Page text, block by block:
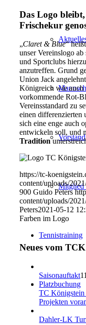
Vorstand
Mitglied
Tennistraining
Platzbuchung
Das Logo
Frischekur
„Claret & Blue“
unser Vereinslogo
und Sportclubs
anzutreffen. Grund
Union Jack
Königreich wie auch
vorkommende Rot-
Vereinsstandard zu
einen differenzierten
sich eine enge auch
entwickeln soll, und
Tradition
https://tc-
content/uploads/
900 Guido Peters
content/uploads/
Peters2021-05-12
Farben im Logo
Neues vom TCK
Saisonauftakt
TC Königstein
Projekten
Dahler-LK